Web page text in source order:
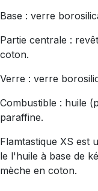
Base : verre
Partie centrale :
coton.
Verre : verre
Combustible : huile
paraffine.
Flamtastique XS est
le l'huile à base de
mèche en coton.